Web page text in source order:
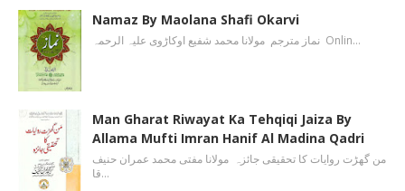
Namaz By Maolana Shafi Okarvi
نماز مترجم مولانا محمد شفیع اوکاڑوی علیہ الرحمہ Onlin…
Man Gharat Riwayat Ka Tehqiqi Jaiza By
Allama Mufti Imran Hanif Al Madina Qadri
من گھڑت روایات کا تحقیقی جائزہ مولانا مفتی محمد عمران حنیف
قا…